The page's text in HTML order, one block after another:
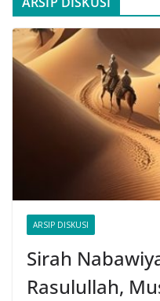
ARSIP DISKUSI
Sirah
Rasulullah,